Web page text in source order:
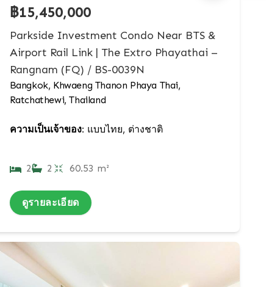
฿15,450,000
Parkside Investment Condo Near BTS &
Airport Rail Link | The Extro Phayathai –
Rangnam (FQ) / BS-0039N
Bangkok, Khwaeng Thanon Phaya Thai,
Ratchathewi, Thailand
ความเป็นเจ้าของ: แบบไทย, ต่างชาติ
2 2 60.53 m²
ดูรายละเอียด